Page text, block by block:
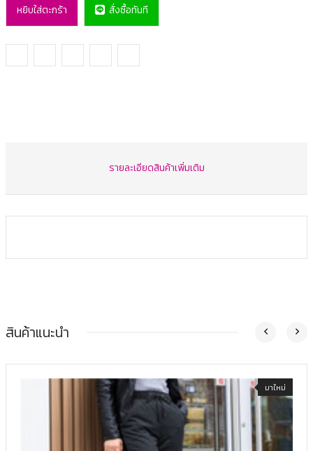
หยิบใส่ตะกร้า สั่งซื้อทันที
รายละเอียดสินค้าเพิ่มเติม
สินค้าแนะนำ
มาใหม่